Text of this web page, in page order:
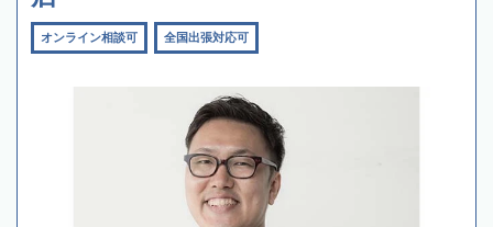
オンライン相談可 全国出張対応可